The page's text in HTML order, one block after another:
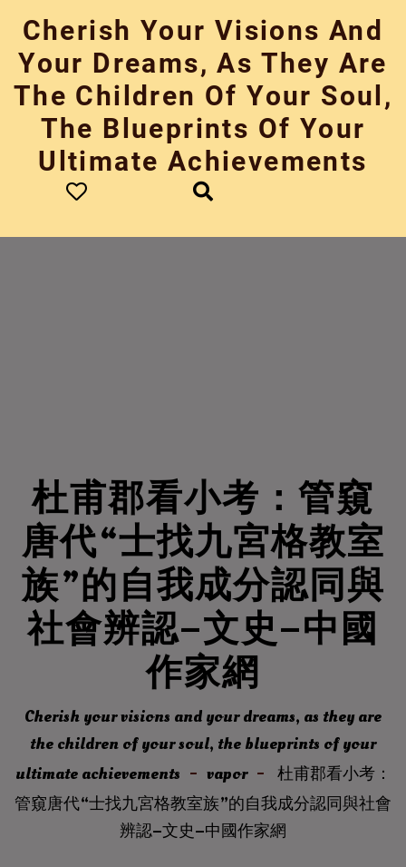
content
Cherish Your Visions And
Your Dreams, As They Are
The Children Of Your Soul,
The Blueprints Of Your
Ultimate Achievements
杜甫郡看小考：管窺
唐代“士找九宮格教室
族”的自我成分認同與
社會辨認–文史–中國
作家網
Cherish your visions and your dreams, as they are
the children of your soul, the blueprints of your
ultimate achievements
vapor
杜甫郡看小考：
管窺唐代“士找九宮格教室族”的自我成分認同與社會
辨認–文史–中國作家網